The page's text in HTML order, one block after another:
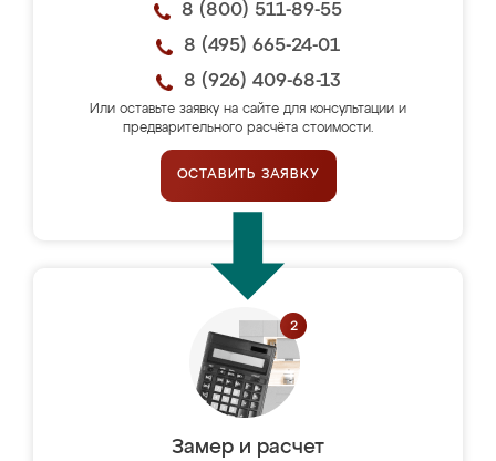
8 (800) 511-89-55
8 (495) 665-24-01
8 (926) 409-68-13
Или оставьте заявку на сайте для консультации и
предварительного расчёта стоимости.
ОСТАВИТЬ ЗАЯВКУ
Замер и расчет